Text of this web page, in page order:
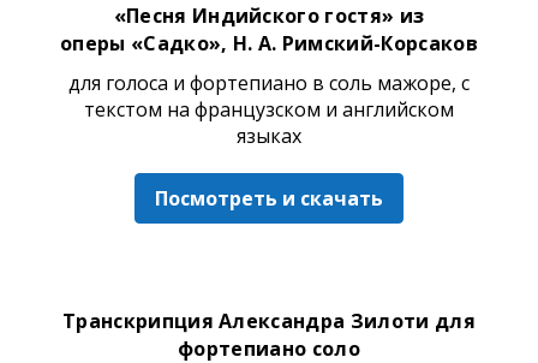
«Песня Индийского гостя» из
оперы «Садко», Н. А. Римский-Корсаков
для голоса и фортепиано в соль мажоре, с
текстом на французском и английском
языках
Посмотреть и скачать
Транскрипция Александра Зилоти для
фортепиано соло